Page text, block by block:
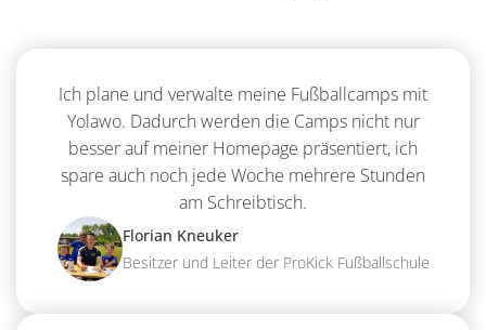
Ich plane und verwalte meine Fußballcamps mit
Yolawo. Dadurch werden die Camps nicht nur
besser auf meiner Homepage präsentiert, ich
spare auch noch jede Woche mehrere Stunden
am Schreibtisch.
Florian Kneuker
Besitzer und Leiter der ProKick Fußballschule